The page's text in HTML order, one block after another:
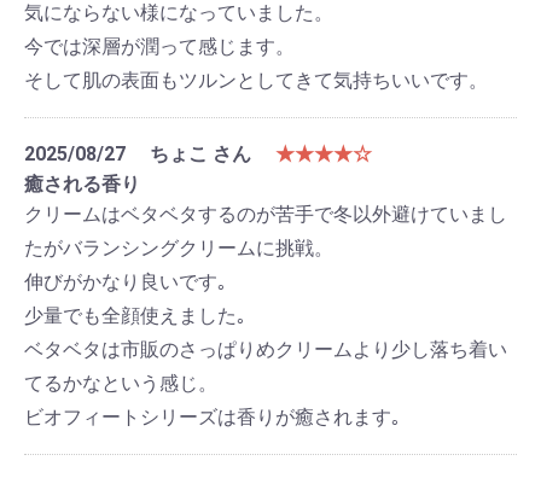
気にならない様になっていました。
今では深層が潤って感じます。
そして肌の表面もツルンとしてきて気持ちいいです。
2025/08/27 ちょこ さん
★★★★☆
癒される香り
クリームはベタベタするのが苦手で冬以外避けていまし
たがバランシングクリームに挑戦。
伸びがかなり良いです｡
少量でも全顔使えました｡
ベタベタは市販のさっぱりめクリームより少し落ち着い
てるかなという感じ。
ビオフィートシリーズは香りが癒されます｡